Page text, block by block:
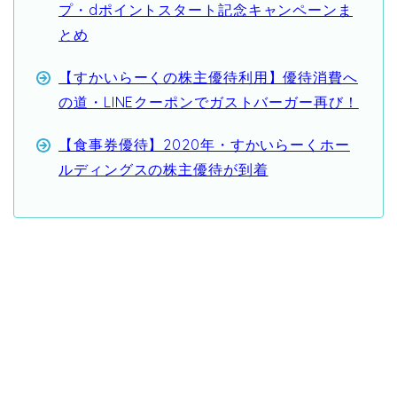
プ・dポイントスタート記念キャンペーンま
とめ
【すかいらーくの株主優待利用】優待消費へ
の道・LINEクーポンでガストバーガー再び！
【食事券優待】2020年・すかいらーくホー
ルディングスの株主優待が到着